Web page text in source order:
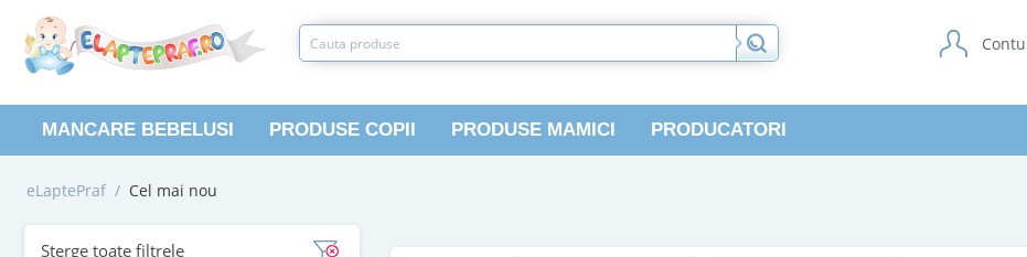
MANCARE BEBELUSI PRODUSE COPII PRODUSE MAMICI PRODUCATORI
eLaptePraf / Cel mai nou
Sterge toate filtrele